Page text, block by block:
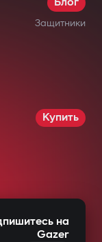
Защитники
Купить
на
Gazer